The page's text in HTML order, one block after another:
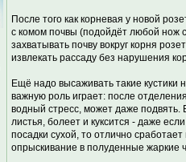
После того как корневая у новой
с комом почвы (подойдёт любой нож
захватывать почву вокруг корня
извлекать рассаду без нарушения
Ещё надо высаживать такие кустики
важную роль играет: после
водный стресс, может даже подвять.
листья, болеет и куксится - даже
посадки сухой, то отлично
опрыскивание в полуденные жаркие